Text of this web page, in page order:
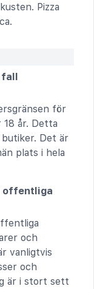
Pizza
fall
för
år. Detta
Det är
plats i hela
offentliga
och
vanligtvis
och
är i stort sett